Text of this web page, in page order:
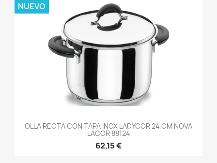
OLLA RECTA CON TAPA INOX LADYCOR 24 CM NOVA
LACOR 88124
62,15 €
NUEVO